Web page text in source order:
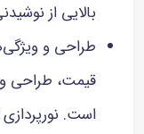
بالایی از
طراحی و
قیمت، طراحی
است.